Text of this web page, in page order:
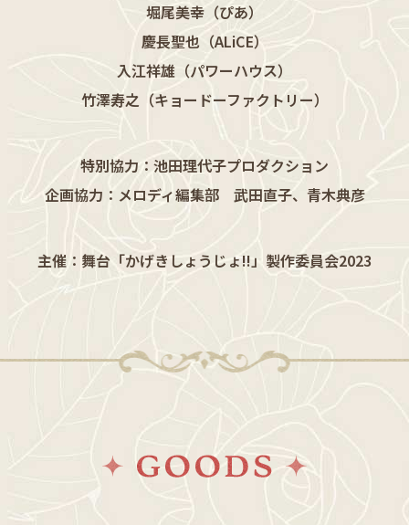
堀尾美幸（ぴあ）
慶長聖也（ALiCE）
入江祥雄（パワーハウス）
竹澤寿之（キョードーファクトリー）
特別協力：池田理代子プロダクション
企画協力：メロディ編集部 武田直子、青木典彦
主催：舞台「かげきしょうじょ!!」製作委員会2023